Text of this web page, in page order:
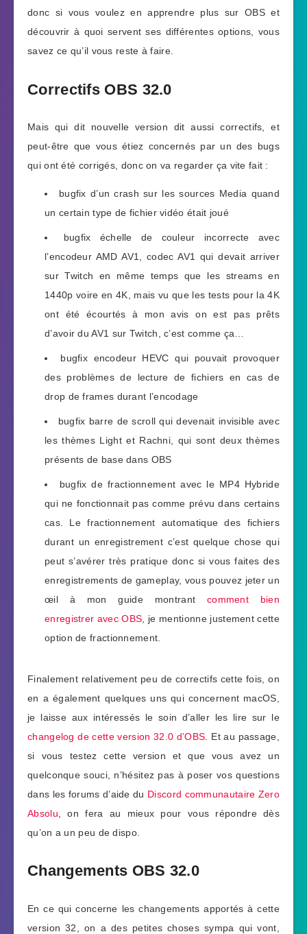
donc si vous voulez en apprendre plus sur OBS et
découvrir à quoi servent ses différentes options, vous
savez ce qu’il vous reste à faire.
Correctifs OBS 32.0
Mais qui dit nouvelle version dit aussi correctifs, et
peut-être que vous étiez concernés par un des bugs
qui ont été corrigés, donc on va regarder ça vite fait :
bugfix d’un crash sur les sources Media quand
un certain type de fichier vidéo était joué
bugfix échelle de couleur incorrecte avec
l’encodeur AMD AV1, codec AV1 qui devait arriver
sur Twitch en même temps que les streams en
1440p voire en 4K, mais vu que les tests pour la 4K
ont été écourtés à mon avis on est pas prêts
d’avoir du AV1 sur Twitch, c’est comme ça…
bugfix encodeur HEVC qui pouvait provoquer
des problèmes de lecture de fichiers en cas de
drop de frames durant l’encodage
bugfix barre de scroll qui devenait invisible avec
les thèmes Light et Rachni, qui sont deux thèmes
présents de base dans OBS
bugfix de fractionnement avec le MP4 Hybride
qui ne fonctionnait pas comme prévu dans certains
cas. Le fractionnement automatique des fichiers
durant un enregistrement c’est quelque chose qui
peut s’avérer très pratique donc si vous faites des
enregistrements de gameplay, vous pouvez jeter un
œil à mon guide montrant comment bien
enregistrer avec OBS , je mentionne justement cette
option de fractionnement.
Finalement relativement peu de correctifs cette fois, on
en a également quelques uns qui concernent macOS,
je laisse aux intéressés le soin d’aller les lire sur le
changelog de cette version 32.0 d’OBS . Et au passage,
si vous testez cette version et que vous avez un
quelconque souci, n’hésitez pas à poser vos questions
dans les forums d’aide du Discord communautaire Zero
Absolu , on fera au mieux pour vous répondre dès
qu’on a un peu de dispo.
Changements OBS 32.0
En ce qui concerne les changements apportés à cette
version 32, on a des petites choses sympa qui vont,